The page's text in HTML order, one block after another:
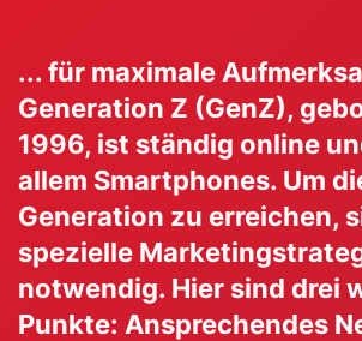
... für maximale
Generation Z (GenZ),
1996, ist ständig online
allem Smartphones. Um
Generation zu erreichen,
spezielle
notwendig. Hier sind drei
Punkte: Ansprechendes